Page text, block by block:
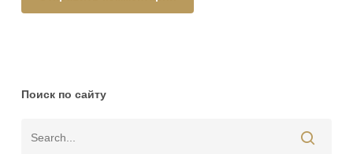
Поиск по сайту